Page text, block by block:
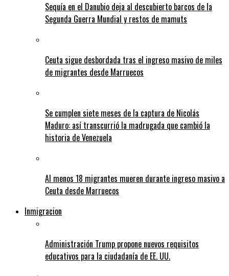
Sequía en el Danubio deja al descubierto barcos de la
Segunda Guerra Mundial y restos de mamuts
Ceuta sigue desbordada tras el ingreso masivo de miles
de migrantes desde Marruecos
Se cumplen siete meses de la captura de Nicolás
Maduro: así transcurrió la madrugada que cambió la
historia de Venezuela
Al menos 18 migrantes mueren durante ingreso masivo a
Ceuta desde Marruecos
Inmigracion
Administración Trump propone nuevos requisitos
educativos para la ciudadanía de EE. UU.